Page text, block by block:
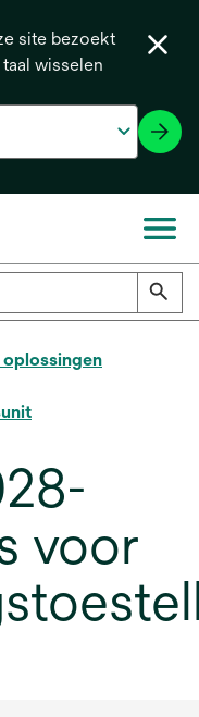
site bezoekt
wisselen
voor